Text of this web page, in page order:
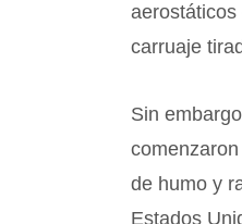
carruaje
Sin
de humo y
Estados